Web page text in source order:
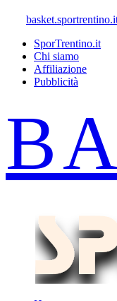
SporTrentino.it
Chi siamo
Affiliazione
Pubblicità